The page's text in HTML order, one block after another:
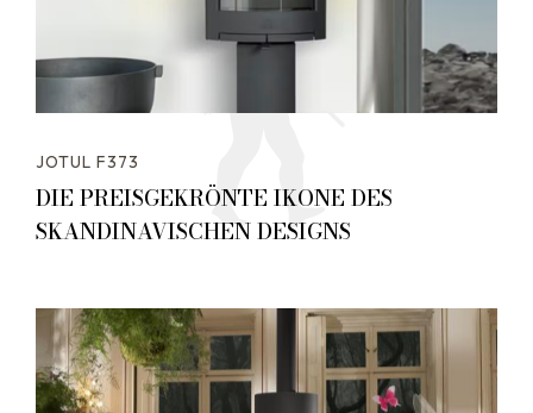
JOTUL F373
DIE PREISGEKRÖNTE IKONE DES
SKANDINAVISCHEN DESIGNS